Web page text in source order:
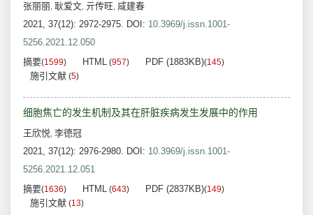
张丽丽, 耿爱文, 亓传旺, 咸建春
2021, 37(12): 2972-2975. DOI: 10.3969/j.issn.1001-
5256.2021.12.050
摘要(1599) HTML (957) PDF (1883KB)(145)
施引文献 (5)
细胞焦亡的发生机制及其在肝脏疾病发生发展中的作用
王欣悦, 李德冠
2021, 37(12): 2976-2980. DOI: 10.3969/j.issn.1001-
5256.2021.12.051
摘要(1636) HTML (643) PDF (2837KB)(149)
施引文献 (13)